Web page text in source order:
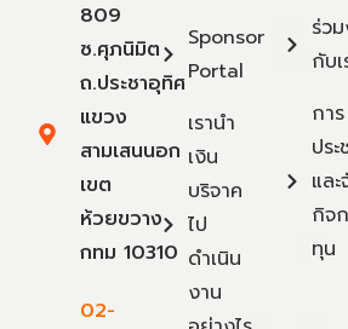
809
ซ.ศุภนิมิต
ถ.ประชาอุทิศ
แขวง
สามเสนนอก
เขต
ห้วยขวาง
กทม 10310
02-
Sponsor
Portal
เรานำ
เงิน
บริจาค
ไป
ดำเนิน
งาน
ร่ว
กับเ
การ
ปร
แล
กิจ
ทุน